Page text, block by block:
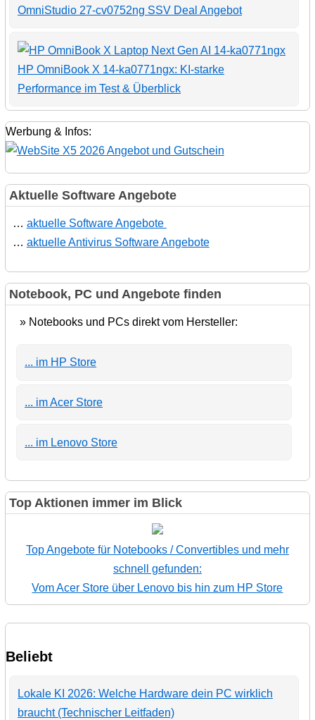
OmniStudio 27-cv0752ng SSV Deal Angebot
HP OmniBook X 14-ka0771ngx: KI-starke
Performance im Test & Überblick
Werbung & Infos:
Aktuelle Software Angebote
… aktuelle Software Angebote
… aktuelle Antivirus Software Angebote
Notebook, PC und Angebote finden
» Notebooks und PCs direkt vom Hersteller:
... im HP Store
... im Acer Store
... im Lenovo Store
Top Aktionen immer im Blick
Top Angebote für Notebooks / Convertibles und mehr
schnell gefunden:
Vom Acer Store über Lenovo bis hin zum HP Store
Beliebt
Lokale KI 2026: Welche Hardware dein PC wirklich
braucht (Technischer Leitfaden)